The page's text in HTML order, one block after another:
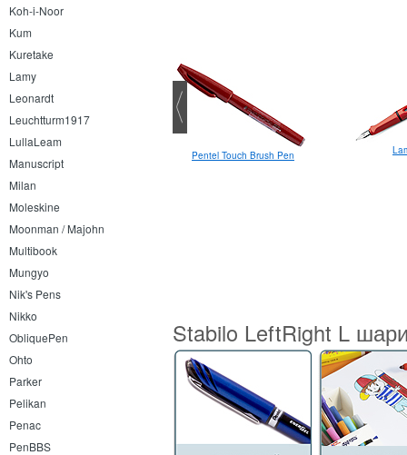
Koh-i-Noor
Kum
Kuretake
Lamy
Leonardt
Leuchtturm1917
LullaLeam
Manuscript
Milan
Moleskine
Moonman / Majohn
Multibook
Mungyo
Nik's Pens
Nikko
ObliquePen
Ohto
Parker
Pelikan
Penac
PenBBS
Pentel Touch Brush Pen
Stabilo LeftRight L